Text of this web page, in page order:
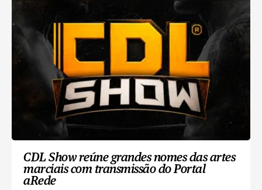
CDL Show reúne grandes nomes das artes
marciais com transmissão do Portal
aRede